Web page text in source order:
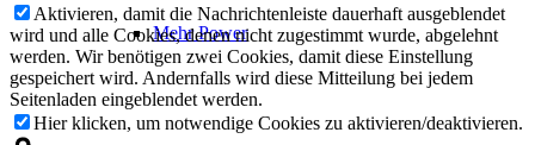
Mehr Power
Aktivieren, damit die Nachrichtenleiste dauerhaft ausgeblendet
wird und alle Cookies, denen nicht zugestimmt wurde, abgelehnt
werden. Wir benötigen zwei Cookies, damit diese Einstellung
gespeichert wird. Andernfalls wird diese Mitteilung bei jedem
Seitenladen eingeblendet werden.
Hier klicken, um notwendige Cookies zu aktivieren/deaktivieren.